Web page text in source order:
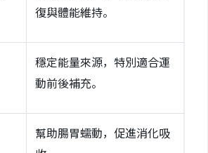
復與體能維持。
穩定能量來源，特別適合運
動前後補充。
幫助腸胃蠕動，促進消化吸